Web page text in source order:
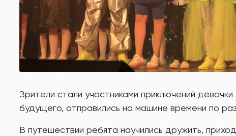
Зрители стали участниками приключений
будущего, отправились на машине времени по
В путешествии ребята научились дружить,